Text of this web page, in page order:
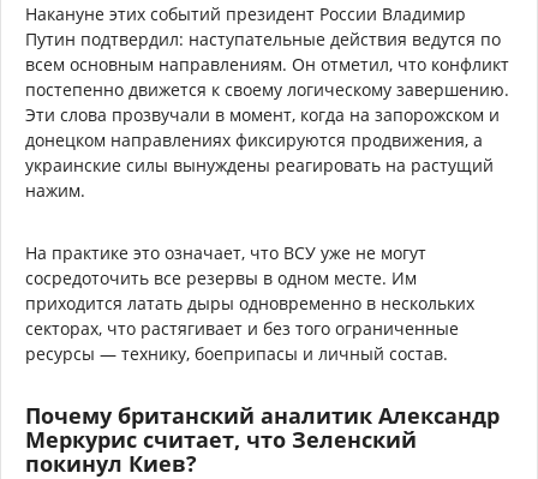
Накануне этих событий президент России Владимир
Путин подтвердил: наступательные действия ведутся по
всем основным направлениям. Он отметил, что конфликт
постепенно движется к своему логическому завершению.
Эти слова прозвучали в момент, когда на запорожском и
донецком направлениях фиксируются продвижения, а
украинские силы вынуждены реагировать на растущий
нажим.
На практике это означает, что ВСУ уже не могут
сосредоточить все резервы в одном месте. Им
приходится латать дыры одновременно в нескольких
секторах, что растягивает и без того ограниченные
ресурсы — технику, боеприпасы и личный состав.
Почему британский аналитик Александр
Меркурис считает, что Зеленский
покинул Киев?